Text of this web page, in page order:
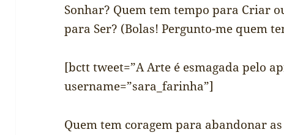
Sonhar? Quem tem tempo para Criar
para Ser? (Bolas! Pergunto-me quem
[bctt tweet=”A Arte é esmagada pelo
username=”sara_farinha”]
Quem tem coragem para abandonar